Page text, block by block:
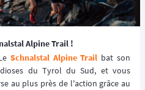
Alpine Trail !
Schnalstal Alpine Trail bat son
du Tyrol du Sud, et vous
au plus près de l'action grâce au